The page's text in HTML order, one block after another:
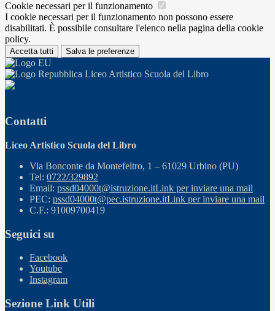
Cookie necessari per il funzionamento
I cookie necessari per il funzionamento non possono essere
disabilitati. È possibile consultare l'elenco nella pagina della cookie
policy.
Accetta tutti Salva le preferenze
Liceo Artistico Scuola del Libro
Contatti
Liceo Artistico Scuola del Libro
Via Bonconte da Montefeltro, 1 – 61029 Urbino (PU)
Tel: 0722/329892
Email: pssd04000t@istruzione.itLink per inviare una mail
PEC: pssd04000t@pec.istruzione.itLink per inviare una mail
C.F.: 91009700419
Seguici su
Facebook
Youtube
Instagram
Sezione Link Utili